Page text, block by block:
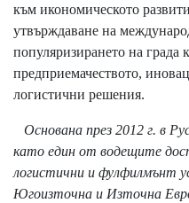
към икономическото
утвърждаване на
популяризирането на града
предприемачеството,
логистични решения.
Основана през 2012 г. в
като един от водещите
логистични и фулфилмънт
Югоизточна и Източна